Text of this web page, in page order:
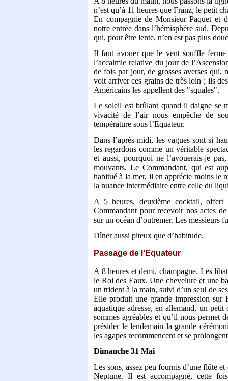
n’est qu’à 11 heures que Franz, le petit
En compagnie de Monsieur Paquet et
notre entrée dans l’hémisphère sud.
qui, pour être lente, n’en est pas plus
Il faut avouer que le vent souffle ferme
l’accalmie relative du jour de
de fois par jour, de grosses averses qui,
voit arriver ces grains de très loin ; ils
Américains les appellent des "squales".
Le soleil est brûlant quand il daigne se
vivacité de l’air nous empêche de
température sous l’Equateur.
Dans l’après-midi, les vagues sont si
les regardons comme un véritable
et aussi, pourquoi ne l’avouerais-je
mouvants. Le Commandant, qui est
habitué à la mer, il en apprécie moins le
la nuance intermédiaire entre celle du
A 5 heures, deuxième cocktail,
Commandant pour recevoir nos actes
sur un océan d’outremer. Les messieurs
Dîner aussi piteux que d’habitude.
Passage de l'Equateur
A 8 heures et demi, champagne. Les
le Roi des Eaux. Une chevelure et une
un trident à la main, suivi d’un seul de
Elle produit une grande impression sur
aquatique adresse, en allemand, un
sommes agréables et qu’il nous permet
présider le lendemain la grande
les agapes recommencent et se
Dimanche 31 Mai
Les sons, assez peu fournis d’une flûte
Neptune. Il est accompagné, cette